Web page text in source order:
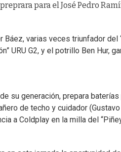
para el José Pedro
Báez, varias veces triunfador
URU G2, y el potrillo Ben Hur,
su generación, prepara
de techo y cuidador
a Coldplay en la milla del